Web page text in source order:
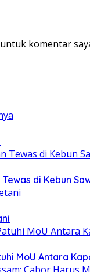
komentar
di Kebun
MoU Antara